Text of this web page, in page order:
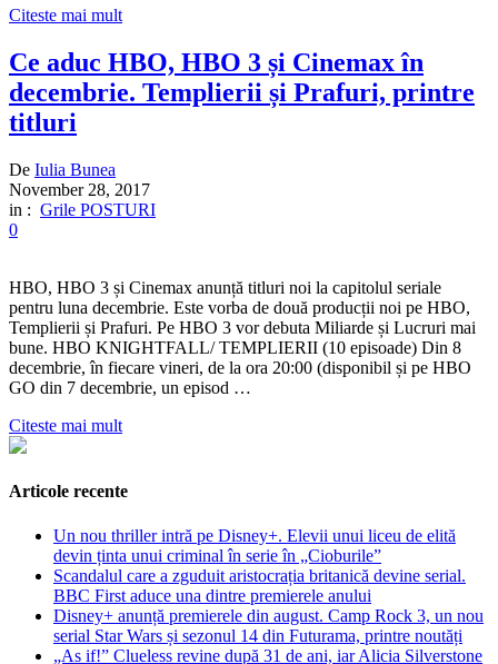
Citeste mai mult
Ce aduc HBO, HBO 3 și Cinemax în
decembrie. Templierii și Prafuri, printre
titluri
De Iulia Bunea
November 28, 2017
in : Grile POSTURI
0
HBO, HBO 3 și Cinemax anunță titluri noi la capitolul seriale
pentru luna decembrie. Este vorba de două producții noi pe HBO,
Templierii și Prafuri. Pe HBO 3 vor debuta Miliarde și Lucruri mai
bune. HBO KNIGHTFALL/ TEMPLIERII (10 episoade) Din 8
decembrie, în fiecare vineri, de la ora 20:00 (disponibil și pe HBO
GO din 7 decembrie, un episod …
Citeste mai mult
Articole recente
Un nou thriller intră pe Disney+. Elevii unui liceu de elită
devin ținta unui criminal în serie în „Cioburile”
Scandalul care a zguduit aristocrația britanică devine serial.
BBC First aduce una dintre premierele anului
Disney+ anunță premierele din august. Camp Rock 3, un nou
serial Star Wars și sezonul 14 din Futurama, printre noutăți
„As if!” Clueless revine după 31 de ani, iar Alicia Silverstone